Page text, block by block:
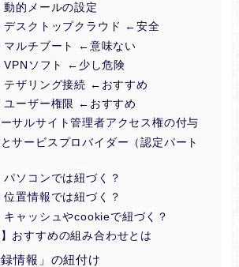
的メールの設定
スクトップクラウド ←安全
ルチブート ←意味ない
ソフト ←少し危険
ザリング接続 ←おすすめ
ーザー権限 ←おすすめ
サルサイト管理者アクセス権の付与
サービスプロバイダー（認定パート
ソコンでは紐づく？
置情報では紐づく？
ャッシュやcookieで紐づく？
】おすすめの組み合わせとは
録情報」の紐付け